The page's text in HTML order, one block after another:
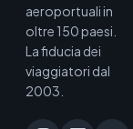
aeroportuali in
oltre 150 paesi.
La fiducia dei
viaggiatori dal
2003.